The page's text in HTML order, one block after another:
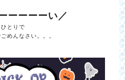
ーーーーい／
ひとりで
めんなさい。。。